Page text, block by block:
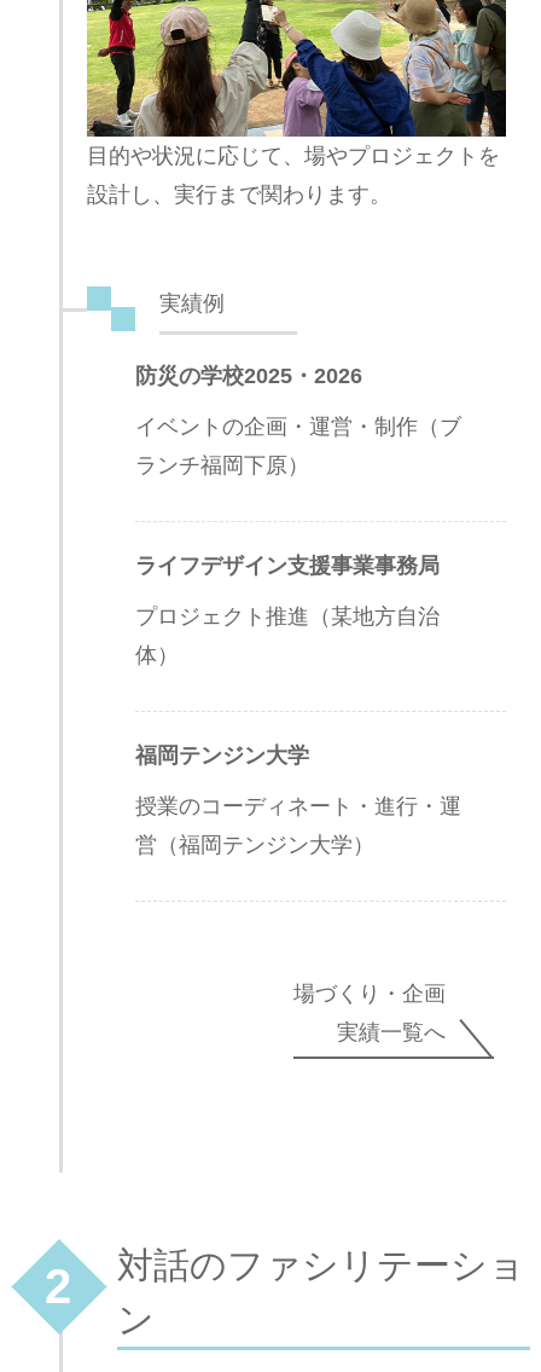
目的や状況に応じて、場やプロジェクトを
設計し、実行まで関わります。
実績例
防災の学校2025・2026
イベントの企画・運営・制作（ブ
ランチ福岡下原）
ライフデザイン支援事業事務局
プロジェクト推進（某地方自治
体）
福岡テンジン大学
授業のコーディネート・進行・運
営（福岡テンジン大学）
場づくり・企画
実績一覧へ
2
対話のファシリテーショ
ン